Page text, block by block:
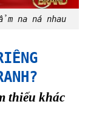
na ná nhau
thiếu khác